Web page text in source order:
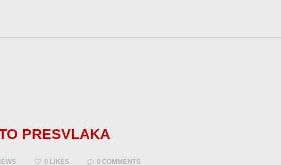
PRESVLAKA
0 LIKES 0 COMMENTS